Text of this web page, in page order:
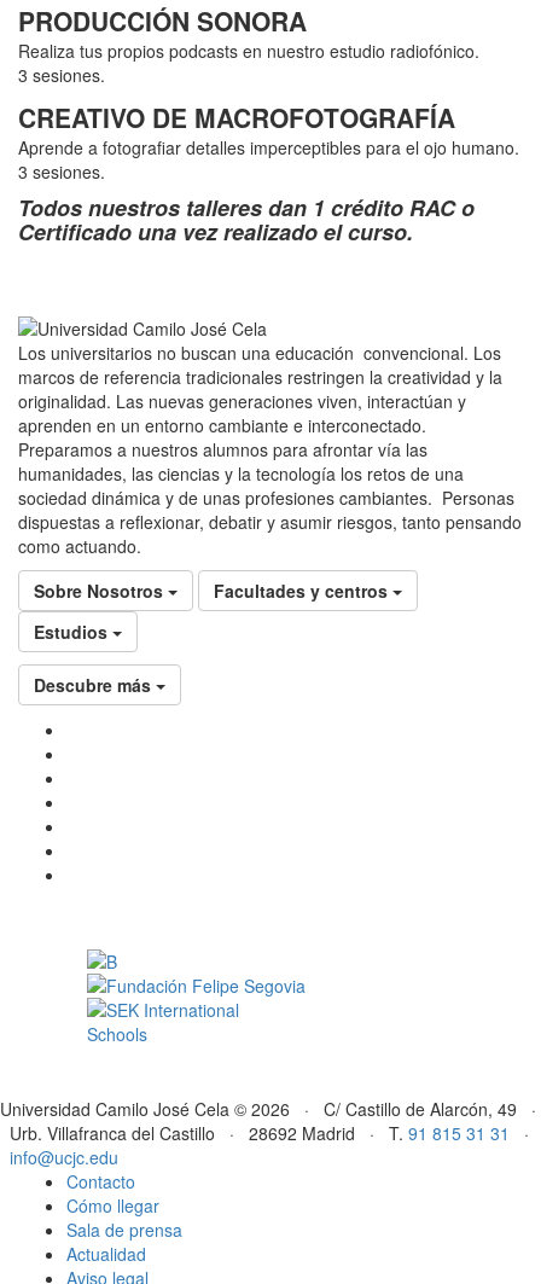
PRODUCCIÓN SONORA
Realiza tus propios podcasts en nuestro estudio radiofónico.
3 sesiones.
CREATIVO DE MACROFOTOGRAFÍA
Aprende a fotografiar detalles imperceptibles para el ojo humano.
3 sesiones.
Todos nuestros talleres dan 1 crédito RAC o
Certificado una vez realizado el curso.
Los universitarios no buscan una educación convencional. Los
marcos de referencia tradicionales restringen la creatividad y la
originalidad. Las nuevas generaciones viven, interactúan y
aprenden en un entorno cambiante e interconectado.
Preparamos a nuestros alumnos para afrontar vía las
humanidades, las ciencias y la tecnología los retos de una
sociedad dinámica y de unas profesiones cambiantes. Personas
dispuestas a reflexionar, debatir y asumir riesgos, tanto pensando
como actuando.
Sobre Nosotros
Facultades y centros
Estudios
Descubre más
Universidad Camilo José Cela © 2026 · C/ Castillo de Alarcón, 49 ·
Urb. Villafranca del Castillo · 28692 Madrid · T. 91 815 31 31
·
info@ucjc.edu
Contacto
Cómo llegar
Sala de prensa
Actualidad
Aviso legal